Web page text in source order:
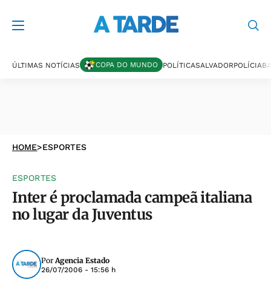
ÚLTIMAS NOTÍCIAS COPA DO MUNDO POLÍTICASALVADORPOLÍCIA
HOME>ESPORTES
ESPORTES
Inter é proclamada campeã italiana
no lugar da Juventus
PorAgencia Estado
26/07/2006 - 15:56 h